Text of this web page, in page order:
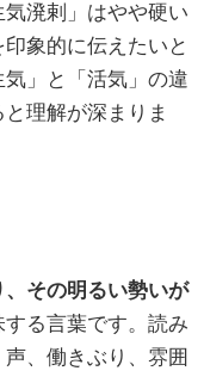
溌剌」はやや硬い
象的に伝えたいと
」と「活気」の違
と理解が深まりま
その明るい勢いが
する言葉です。読み
、働きぶり、雰囲